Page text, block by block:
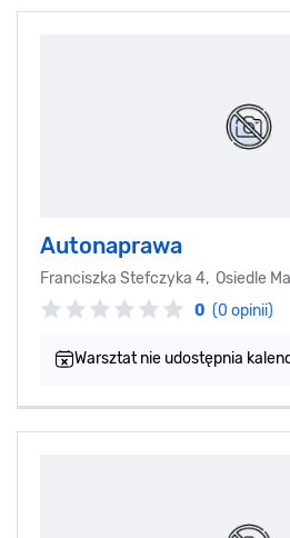
Autonaprawa
Franciszka Stefczyka 4, Osiedle
0 (0 opinii)
Warsztat nie udostępnia